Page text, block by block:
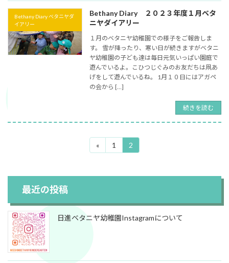
Bethany Diary ベタニヤダ
イアリー
Bethany Diary ２０２３年度１月ベタ
ニヤダイアリー
１月のベタニヤ幼稚園での様子をご報告しま
す。 雪が降ったり、寒い日が続きますがベタニ
ヤ幼稚園の子ども達は毎日元気いっぱい園庭で
遊んでいるよ。こひつじぐみのお友だちは凧あ
げをして遊んでいるね。 1月１０日にはアガペ
の会から […]
続きを読む
投
ー
«
固
定
ー
1
固
定
ー
2
最近の投稿
日進ベタニヤ幼稚園Instagramについて